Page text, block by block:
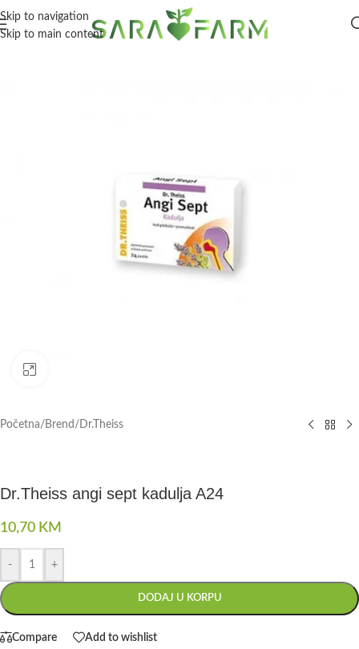
Skip to navigation
Skip to main content
Početna/ Brend / Dr.Theiss
Dr.Theiss angi sept kadulja A24
10,70 KM
- +
DODAJ U KORPU
Compare Add to wishlist